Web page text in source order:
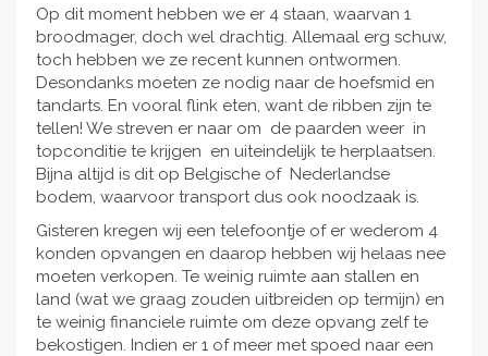
Op dit moment hebben we er 4 staan, waarvan 1
broodmager, doch wel drachtig. Allemaal erg schuw,
toch hebben we ze recent kunnen ontwormen.
Desondanks moeten ze nodig naar de hoefsmid en
tandarts. En vooral flink eten, want de ribben zijn te
tellen! We streven er naar om de paarden weer in
topconditie te krijgen en uiteindelijk te herplaatsen.
Bijna altijd is dit op Belgische of Nederlandse
bodem, waarvoor transport dus ook noodzaak is.
Gisteren kregen wij een telefoontje of er wederom 4
konden opvangen en daarop hebben wij helaas nee
moeten verkopen. Te weinig ruimte aan stallen en
land (wat we graag zouden uitbreiden op termijn) en
te weinig financiele ruimte om deze opvang zelf te
bekostigen. Indien er 1 of meer met spoed naar een